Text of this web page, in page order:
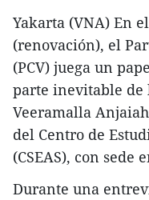
Yakarta (VNA) En
(renovación), el
(PCV) juega un
parte inevitable de
Veeramalla
del Centro de
(CSEAS), con sede
Durante una